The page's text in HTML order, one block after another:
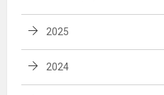
2025
2024